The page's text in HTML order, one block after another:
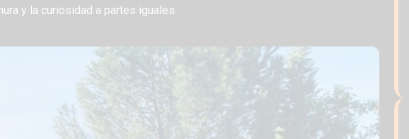
y la curiosidad a partes iguales.